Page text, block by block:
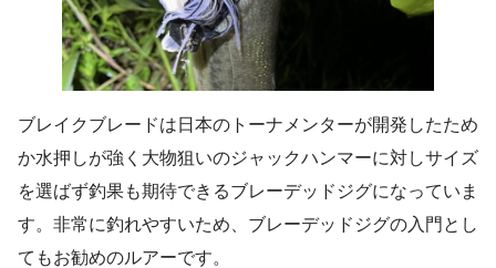
ブレイクブレードは日本のトーナメンターが開発したため
か水押しが強く大物狙いのジャックハンマーに対しサイズ
を選ばず釣果も期待できるブレーデッドジグになっていま
す。非常に釣れやすいため、ブレーデッドジグの入門とし
てもお勧めのルアーです。